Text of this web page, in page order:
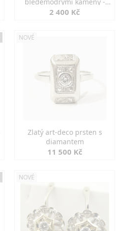
jemná elegance
2 400 Kč
NOVÉ
Zlatý art-deco prsten s
diamantem
11 500 Kč
NOVÉ